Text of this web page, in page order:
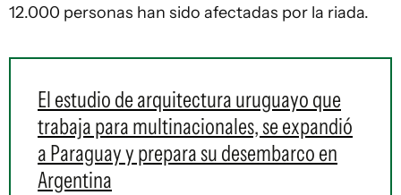
12.000 personas han sido afectadas por la riada.
El estudio de arquitectura uruguayo que
trabaja para multinacionales, se expandió
a Paraguay y prepara su desembarco en
Argentina